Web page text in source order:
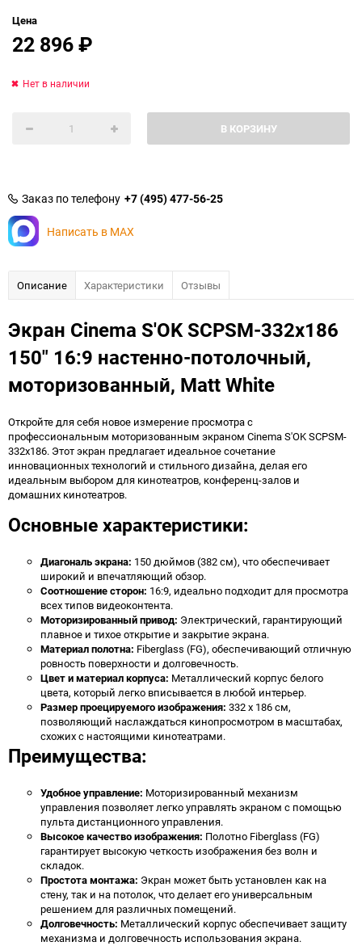
Цена
22 896₽
В КОРЗИНУ
Нет в наличии
Заказ по телефону +7 (495) 477-56-25
Написать в MAX
Описание Характеристики Отзывы
Экран Cinema S'OK SCPSM-332x186
150" 16:9 настенно-потолочный,
моторизованный, Matt White
Откройте для себя новое измерение просмотра с
профессиональным моторизованным экраном Cinema S'OK SCPSM-
332x186. Этот экран предлагает идеальное сочетание
инновационных технологий и стильного дизайна, делая его
идеальным выбором для кинотеатров, конференц-залов и
домашних кинотеатров.
Основные характеристики:
Диагональ экрана: 150 дюймов (382 см), что обеспечивает
широкий и впечатляющий обзор.
Соотношение сторон: 16:9, идеально подходит для просмотра
всех типов видеоконтента.
Моторизированный привод: Электрический, гарантирующий
плавное и тихое открытие и закрытие экрана.
Материал полотна: Fiberglass (FG), обеспечивающий отличную
ровность поверхности и долговечность.
Цвет и материал корпуса: Металлический корпус белого
цвета, который легко вписывается в любой интерьер.
Размер проецируемого изображения: 332 x 186 см,
позволяющий наслаждаться кинопросмотром в масштабах,
схожих с настоящими кинотеатрами.
Преимущества:
Удобное управление: Моторизированный механизм
управления позволяет легко управлять экраном с помощью
пульта дистанционного управления.
Высокое качество изображения: Полотно Fiberglass (FG)
гарантирует высокую четкость изображения без волн и
складок.
Простота монтажа: Экран может быть установлен как на
стену, так и на потолок, что делает его универсальным
решением для различных помещений.
Долговечность: Металлический корпус обеспечивает защиту
механизма и долговечность использования экрана.